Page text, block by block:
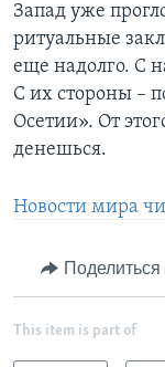
Запад уже
ритуальные
еще надолго. С
С их стороны –
Осетии». От
денешься.
Новости мира
Поделиться
This item is part of